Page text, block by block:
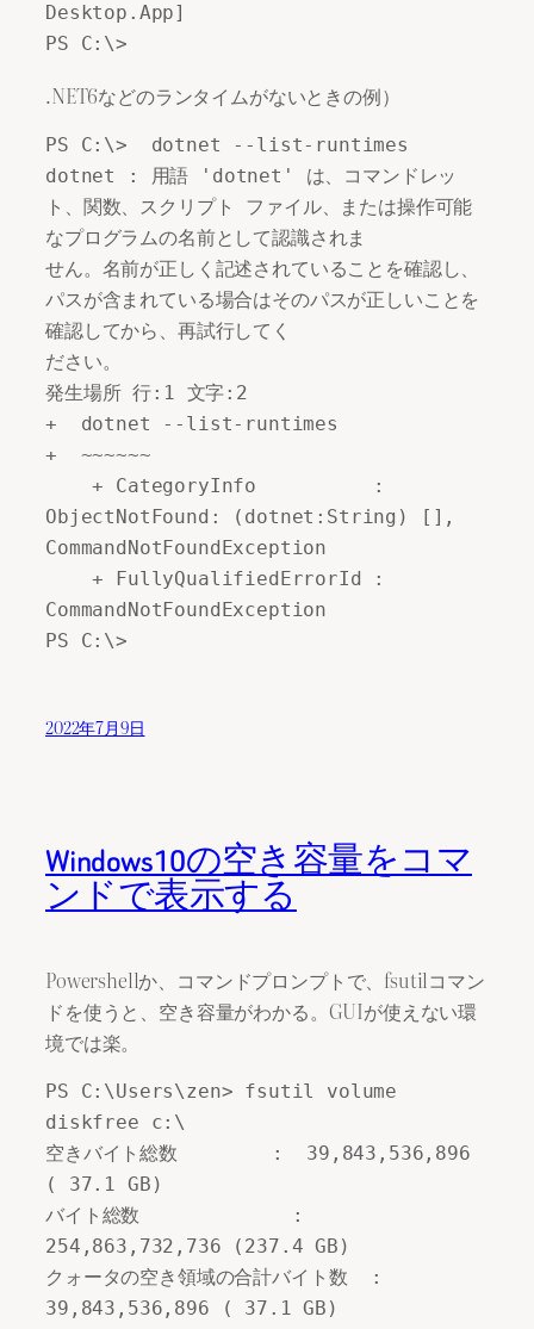
Desktop.App]
PS C:\>
.NET6などのランタイムがないときの例）
PS C:\>  dotnet --list-runtimes
dotnet : 用語 'dotnet' は、コマンドレッ
ト、関数、スクリプト ファイル、または操作可能
なプログラムの名前として認識されま
せん。名前が正しく記述されていることを確認し、
パスが含まれている場合はそのパスが正しいことを
確認してから、再試行してく
ださい。
発生場所 行:1 文字:2
+  dotnet --list-runtimes
+  ~~~~~~
    + CategoryInfo          :
ObjectNotFound: (dotnet:String) [],
CommandNotFoundException
    + FullyQualifiedErrorId :
CommandNotFoundException
PS C:\>
2022年7月9日
Windows10の空き容量をコマ
ンドで表示する
Powershellか、コマンドプロンプトで、fsutilコマン
ドを使うと、空き容量がわかる。GUIが使えない環
境では楽。
PS C:\Users\zen> fsutil volume
diskfree c:\
空きバイト総数        :  39,843,536,896
( 37.1 GB)
バイト総数             :
254,863,732,736 (237.4 GB)
クォータの空き領域の合計バイト数  :
39,843,536,896 ( 37.1 GB)